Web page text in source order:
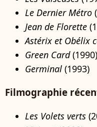
Le Dernier Métro
Jean de Florette
Astérix et Obélix
Green Card(1990)
Germinal (1993)
Filmographie
Les Volets verts